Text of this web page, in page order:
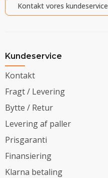
Kontakt vores kundeservice
Kundeservice
Kontakt
Fragt / Levering
Bytte / Retur
Levering af paller
Prisgaranti
Finansiering
Klarna betaling